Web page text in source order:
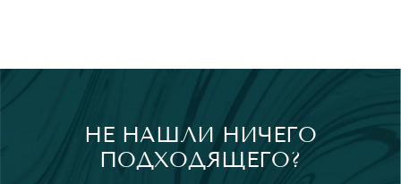
НЕ НАШЛИ НИЧЕГО
ПОДХОДЯЩЕГО?